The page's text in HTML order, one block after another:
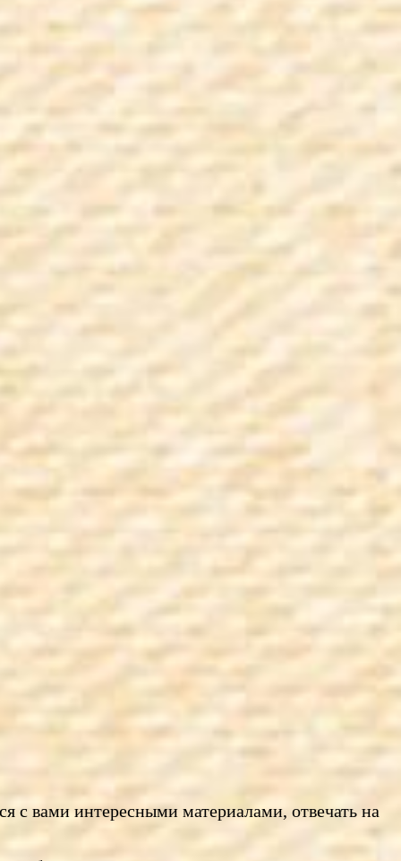
с вами интересными материалами, отвечать на